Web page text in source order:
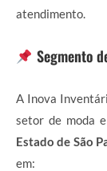
atendimento.
Segmento
A Inova
setor de moda
Estado de São
em: